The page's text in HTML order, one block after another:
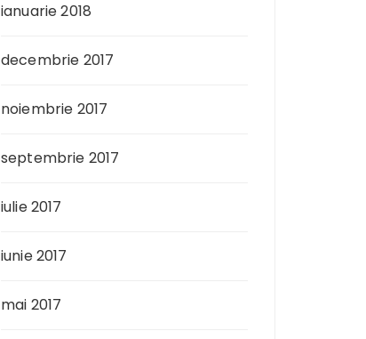
ianuarie 2018
decembrie 2017
noiembrie 2017
septembrie 2017
iulie 2017
iunie 2017
mai 2017